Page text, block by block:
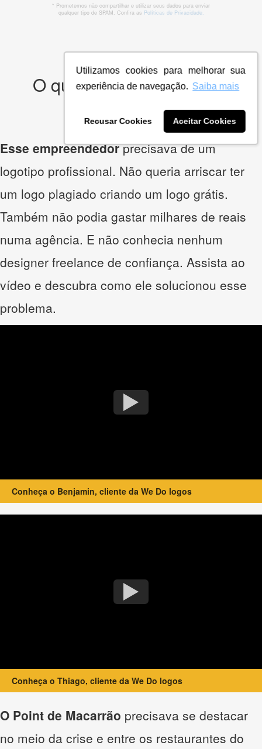
Utilizamos cookies para melhorar sua
experiência de navegação. Saiba mais
Recusar Cookies Aceitar Cookies
* Prometemos não compartilhar e utilizar seus dados para enviar
qualquer tipo de SPAM. Confira as Políticas de Privacidade.
O que os nossos clientes
Esse empreendedorprecisava de um
logotipo profissional. Não queria arriscar ter
um logo plagiado criando um logo grátis.
Também não podia gastar milhares de reais
numa agência. E não conhecia nenhum
designer freelance de confiança. Assista ao
vídeo e descubra como ele solucionou esse
problema.
Conheça o Benjamin, cliente da We Do logos
Conheça o Thiago, cliente da We Do logos
O Point de Macarrão precisava se destacar
no meio da crise e entre os restaurantes do